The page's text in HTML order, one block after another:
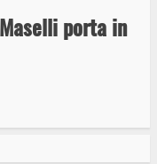
porta in
due giovani per
di sostanze